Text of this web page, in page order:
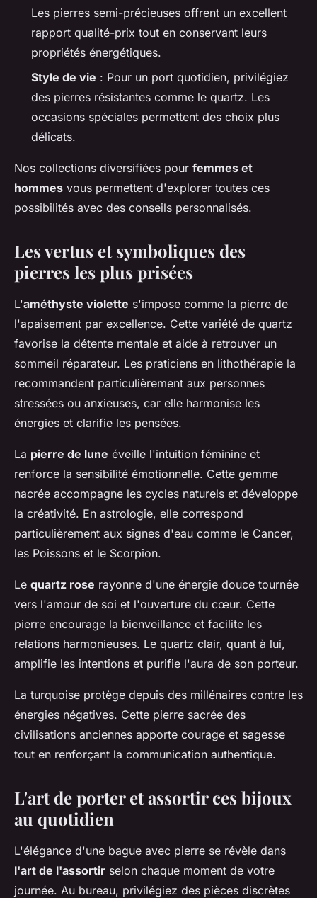
Les pierres semi-précieuses offrent un excellent
rapport qualité-prix tout en conservant leurs
propriétés énergétiques.
Style de vie : Pour un port quotidien, privilégiez
des pierres résistantes comme le quartz. Les
occasions spéciales permettent des choix plus
délicats.
Nos collections diversifiées pour femmes et
hommes vous permettent d'explorer toutes ces
possibilités avec des conseils personnalisés.
Les vertus et symboliques des
pierres les plus prisées
L'améthyste violette s'impose comme la pierre de
l'apaisement par excellence. Cette variété de quartz
favorise la détente mentale et aide à retrouver un
sommeil réparateur. Les praticiens en lithothérapie la
recommandent particulièrement aux personnes
stressées ou anxieuses, car elle harmonise les
énergies et clarifie les pensées.
La pierre de lune éveille l'intuition féminine et
renforce la sensibilité émotionnelle. Cette gemme
nacrée accompagne les cycles naturels et développe
la créativité. En astrologie, elle correspond
particulièrement aux signes d'eau comme le Cancer,
les Poissons et le Scorpion.
Le quartz rose rayonne d'une énergie douce tournée
vers l'amour de soi et l'ouverture du cœur. Cette
pierre encourage la bienveillance et facilite les
relations harmonieuses. Le quartz clair, quant à lui,
amplifie les intentions et purifie l'aura de son porteur.
La turquoise protège depuis des millénaires contre les
énergies négatives. Cette pierre sacrée des
civilisations anciennes apporte courage et sagesse
tout en renforçant la communication authentique.
L'art de porter et assortir ces bijoux
au quotidien
L'élégance d'une bague avec pierre se révèle dans
l'art de l'assortir selon chaque moment de votre
journée. Au bureau, privilégiez des pièces discrètes